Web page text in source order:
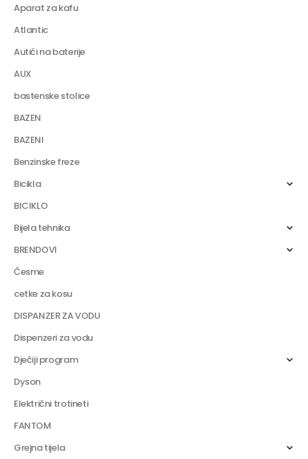
Aparat za kafu
Atlantic
Autići na baterije
AUX
bastenske stolice
BAZEN
BAZENI
Benzinske freze
Bicikla
BICIKLO
Bijela tehnika
BRENDOVI
Česme
cetke za kosu
DISPANZER ZA VODU
Dispenzeri za vodu
Dječiji program
Dyson
Električni trotineti
FANTOM
Grejna tijela